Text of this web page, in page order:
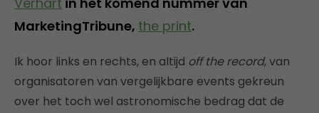
MarketingTribune, the print.
Ik hoor links en rechts, en altijd off the record, van
organisatoren van vergelijkbare events gekreun
over het toch wel astronomische bedrag dat de